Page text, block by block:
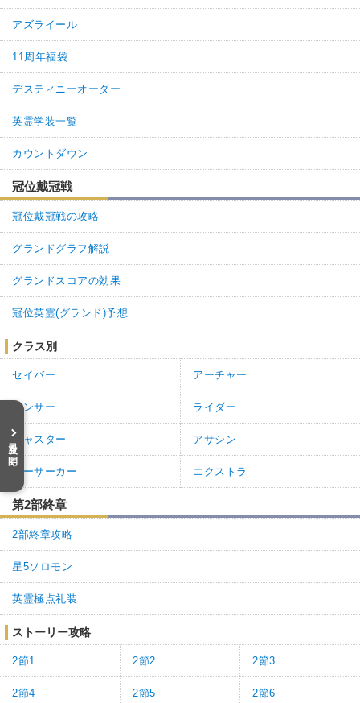
目次を開く
アズライール
11周年福袋
デスティニーオーダー
英霊学装一覧
カウントダウン
冠位戴冠戦
冠位戴冠戦の攻略
グランドグラフ解説
グランドスコアの効果
冠位英霊(グランド)予想
クラス別
セイバー アーチャー
ランサー ライダー
キャスター アサシン
バーサーカー エクストラ
第2部終章
2部終章攻略
星5ソロモン
英霊極点礼装
ストーリー攻略
2節1 2節2 2節3
2節4 2節5 2節6